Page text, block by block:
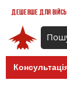
дешевше для